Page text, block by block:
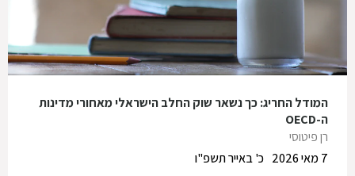
המודל החריג: כך נשאר שוק החלב הישראלי מאחורי מדינות
ה-OECD
רן פיטוסי
כ' באייר תשפ"ו
7 מאי 2026